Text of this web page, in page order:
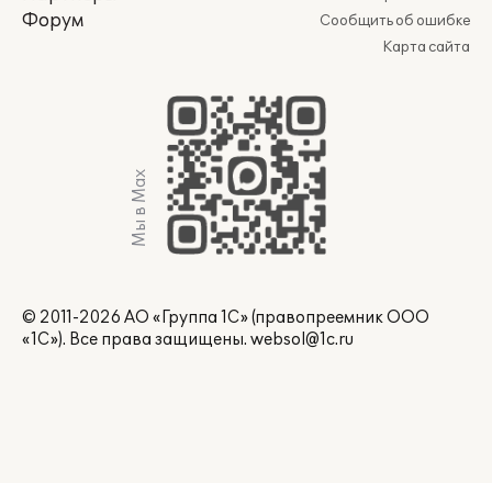
Форум
Сообщить об ошибке
Карта сайта
Мы в Max
© 2011-2026 АО «Группа 1С» (правопреемник ООО
«1С»). Все права защищены. websol@1c.ru